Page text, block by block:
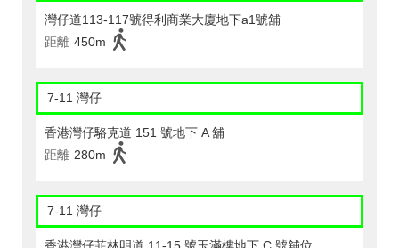
灣仔道113-117號得利商業大廈地下a1號舖
距離 450m
7-11 灣仔
香港灣仔駱克道 151 號地下 A 舖
距離 280m
7-11 灣仔